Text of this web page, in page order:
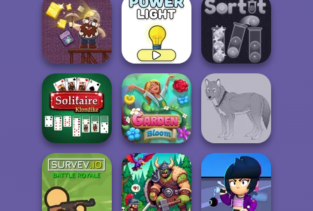
Tattoo Master 3D:
Crazy Art
Purr-fect Scoops Western Sniper
Gold Mine Power Light Sort It
Solitaire
Klondike
Garden Bloom Wolf Maker